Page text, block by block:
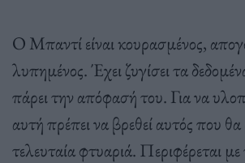
Ο Μπαντί είναι κουρασμένος,
λυπημένος. Έχει ζυγίσει τα
πάρει την απόφασή του. Για να
αυτή πρέπει να βρεθεί αυτός που θα
τελευταία φτυαριά. Περιφέρεται με